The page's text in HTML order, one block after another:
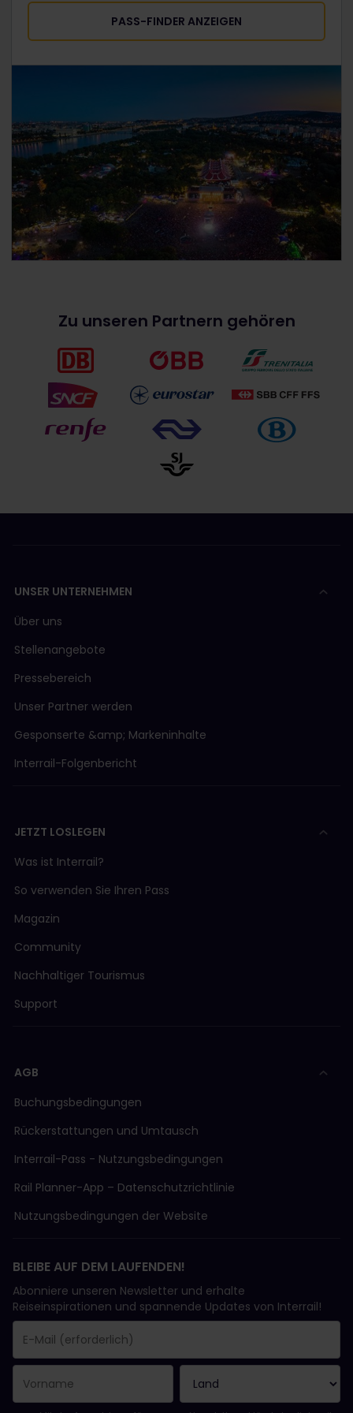
PASS-FINDER ANZEIGEN
Zu unseren Partnern gehören
UNSER UNTERNEHMEN
Über uns
Stellenangebote
Pressebereich
Unser Partner werden
Gesponserte &amp; Markeninhalte
Interrail-Folgenbericht
JETZT LOSLEGEN
Was ist Interrail?
So verwenden Sie Ihren Pass
Magazin
Community
Nachhaltiger Tourismus
Support
AGB
Buchungsbedingungen
Rückerstattungen und Umtausch
Interrail-Pass - Nutzungsbedingungen
Rail Planner-App – Datenschutzrichtlinie
Nutzungsbedingungen der Website
BLEIBE AUF DEM LAUFENDEN!
Abonniere unseren Newsletter und erhalte
Reiseinspirationen und spannende Updates von Interrail!
Sie haben sich erfolgreich angemeldet.